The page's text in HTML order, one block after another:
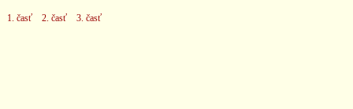
1. časť 2. časť 3. časť